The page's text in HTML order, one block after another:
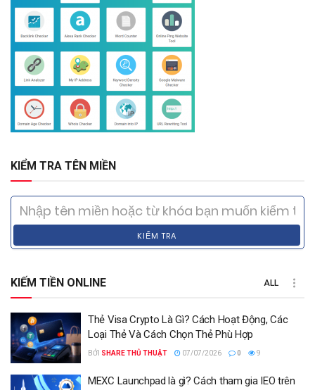
KIỂM TRA TÊN MIỀN
KIỂM TRA
KIẾM TIỀN ONLINE ALL
Thẻ Visa Crypto Là Gì? Cách Hoạt Động, Các
Loại Thẻ Và Cách Chọn Thẻ Phù Hợp
BỞI SHARE THỦ THUẬT 07/07/2026 0 9
MEXC Launchpad là gì? Cách tham gia IEO trên